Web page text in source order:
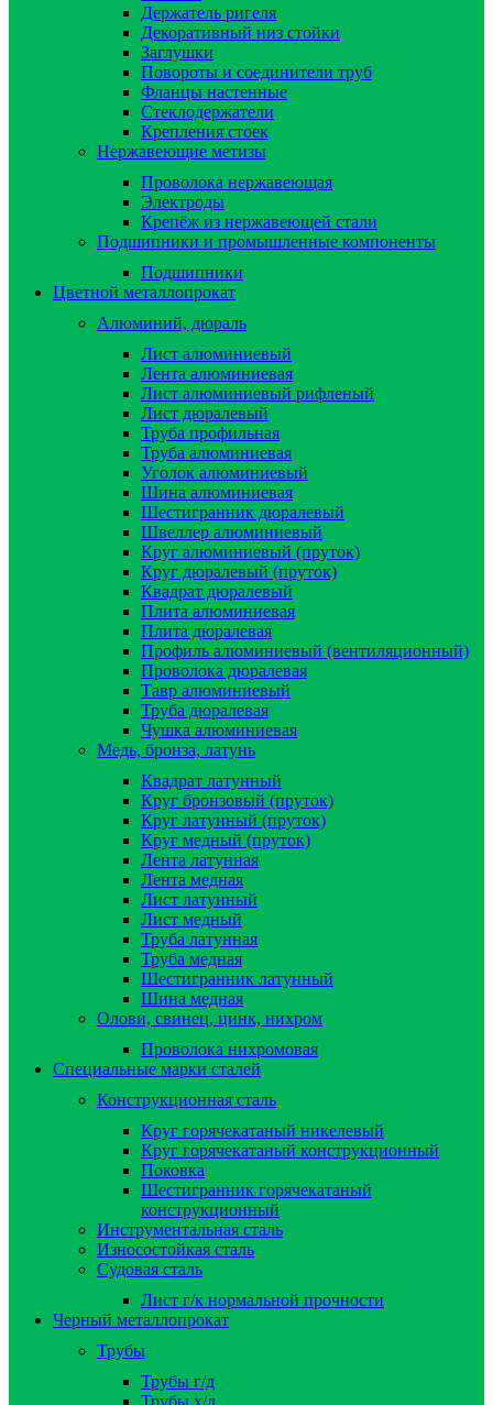
Держатель ригеля
Декоративный низ стойки
Заглушки
Повороты и соединители труб
Фланцы настенные
Стеклодержатели
Крепления стоек
Нержавеющие метизы
Проволока нержавеющая
Электроды
Крепёж из нержавеющей стали
Подшипники и промышленные компоненты
Подшипники
Цветной металлопрокат
Алюминий, дюраль
Лист алюминиевый
Лента алюминиевая
Лист алюминиевый рифленый
Лист дюралевый
Труба профильная
Труба алюминиевая
Уголок алюминиевый
Шина алюминиевая
Шестигранник дюралевый
Швеллер алюминиевый
Круг алюминиевый (пруток)
Круг дюралевый (пруток)
Квадрат дюралевый
Плита алюминиевая
Плита дюралевая
Профиль алюминиевый (вентиляционный)
Проволока дюралевая
Тавр алюминиевый
Труба дюралевая
Чушка алюминиевая
Медь, бронза, латунь
Квадрат латунный
Круг бронзовый (пруток)
Круг латунный (пруток)
Круг медный (пруток)
Лента латунная
Лента медная
Лист латунный
Лист медный
Труба латунная
Труба медная
Шестигранник латунный
Шина медная
Олови, свинец, цинк, нихром
Проволока нихромовая
Специальные марки сталей
Конструкционная сталь
Круг горячекатаный никелевый
Круг горячекатаный конструкционный
Поковка
Шестигранник горячекатаный
конструкционный
Инструментальная сталь
Износостойкая сталь
Судовая сталь
Лист г/к нормальной прочности
Черный металлопрокат
Трубы
Трубы г/д
Трубы х/д